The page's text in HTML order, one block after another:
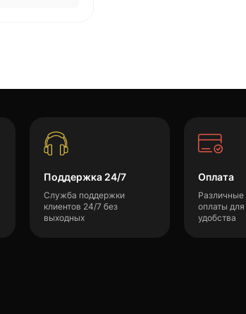
Поддержка 24/7
Служба поддержки
клиентов 24/7 без
выходных
Оплата
оплаты
удобства